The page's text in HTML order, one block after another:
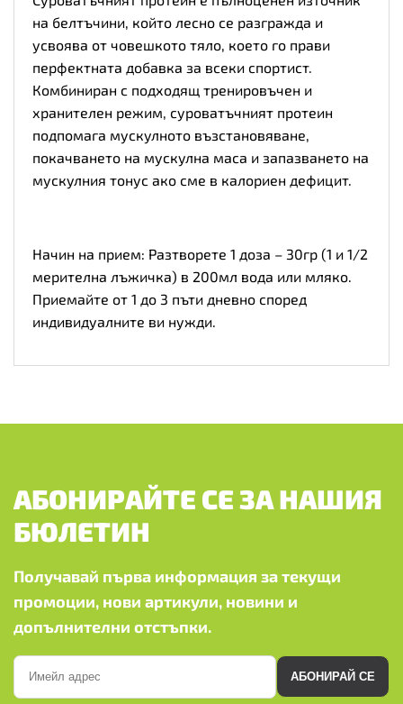
на белтъчини, който лесно се разгражда и
усвоява от човешкото тяло, което го прави
перфектната добавка за всеки спортист.
Комбиниран с подходящ тренировъчен и
хранителен режим, суроватъчният протеин
подпомага мускулното възстановяване,
покачването на мускулна маса и запазването на
мускулния тонус ако сме в калориен дефицит.
Начин на прием: Разтворете 1 доза – 30гр (1 и 1/2
мерителна лъжичка) в 200мл вода или мляко.
Приемайте от 1 до 3 пъти дневно според
индивидуалните ви нужди.
АБОНИРАЙТЕ СЕ ЗА НАШИЯ
БЮЛЕТИН
Получавай първа информация за текущи
промоции, нови артикули, новини и
допълнителни отстъпки.
АБОНИРАЙ СЕ